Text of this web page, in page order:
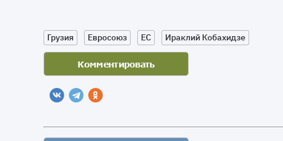
Грузия Евросоюз ЕС Ираклий Кобахидзе